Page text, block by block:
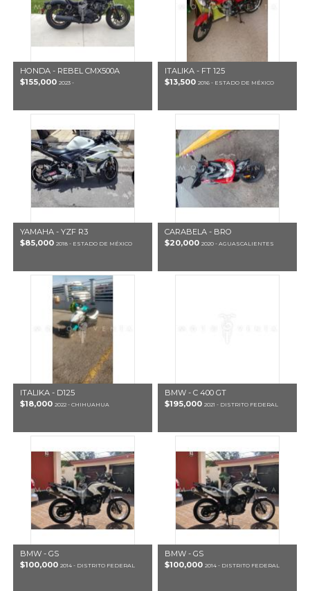
HONDA - REBEL CMX500A
$155,000 2023 -
ITALIKA - FT 125
$13,500 2016 - ESTADO DE MÉXICO
YAMAHA - YZF R3
$85,000 2018 - ESTADO DE MÉXICO
CARABELA - BRO
$20,000 2020 - AGUASCALIENTES
ITALIKA - D125
$18,000 2022 - CHIHUAHUA
BMW - C 400 GT
$195,000 2021 - DISTRITO FEDERAL
BMW - GS
$100,000 2014 - DISTRITO FEDERAL
BMW - GS
$100,000 2014 - DISTRITO FEDERAL